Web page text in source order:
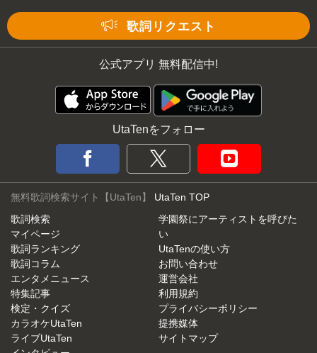
歌詞リクエスト
公式アプリ 無料配信中!
UtaTenをフォロー
無料歌詞検索サイト【UtaTen】 UtaTen TOP
歌詞検索
マイページ
歌詞ランキング
歌詞コラム
エンタメニュース
特集記事
検定・クイズ
カラオケUtaTen
ライブUtaTen
学園祭にアーティストを呼びた
い
UtaTenの使い方
お問い合わせ
運営会社
利用規約
プライバシーポリシー
提携媒体
サイトマップ